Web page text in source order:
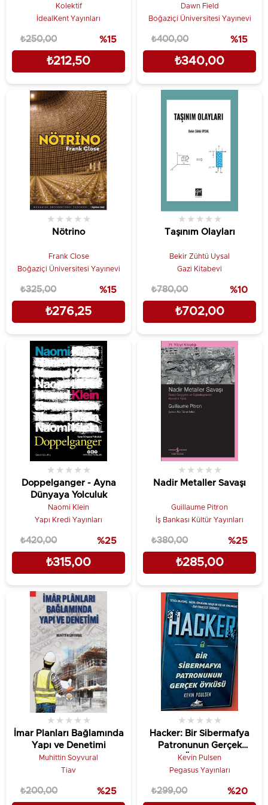
Kolektif
İdealKent Yayınları
₺212,50
₺250,00 %15
Dawn Field
Boğaziçi Üniversitesi Yayınevi
₺340,00
₺400,00 %15
Nötrino
★ ★ ★ ★ ★
Frank Close
Boğaziçi Üniversitesi Yayınevi
₺276,25
₺325,00 %15
Taşınım Olayları
★ ★ ★ ★ ★
Bekir Zühtü Uysal
Gazi Kitabevi
₺702,00
₺780,00 %10
Doppelganger - Ayna
Dünyaya Yolculuk
★ ★ ★ ★ ★
Naomi Klein
Yapı Kredi Yayınları
₺315,00
₺420,00 %25
Nadir Metaller Savaşı
★ ★ ★ ★ ★
Guillaume Pitron
İş Bankası Kültür Yayınları
₺285,00
₺380,00 %25
İmar Planları Bağlamında
Yapı ve Denetimi
★ ★ ★ ★ ★
Muhittin Soyvural
Tiav
₺200,00 %25
Hacker: Bir Sibermafya
Patronunun Gerçek
Öyküsü
★ ★ ★ ★ ★
Kevin Pulsen
Pegasus Yayınları
₺299,00 %20